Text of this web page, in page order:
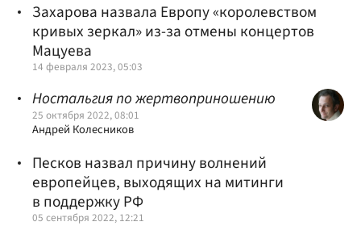
Захарова назвала Европу «королевством
кривых зеркал» из-за отмены концертов
Мацуева
14 февраля 2023, 05:03
Ностальгия по жертвоприношению
25 октября 2022, 08:01
Андрей Колесников
Песков назвал причину волнений
европейцев, выходящих на митинги
в поддержку РФ
05 сентября 2022, 12:21